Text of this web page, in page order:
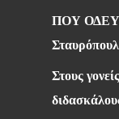
ΠΟΥ
Στους